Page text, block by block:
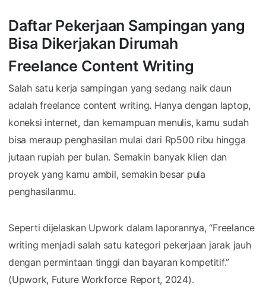
Daftar Pekerjaan Sampingan yang
Bisa Dikerjakan Dirumah
Freelance Content Writing
Salah satu kerja sampingan yang sedang naik daun
adalah freelance content writing. Hanya dengan laptop,
koneksi internet, dan kemampuan menulis, kamu sudah
bisa meraup penghasilan mulai dari Rp500 ribu hingga
jutaan rupiah per bulan. Semakin banyak klien dan
proyek yang kamu ambil, semakin besar pula
penghasilanmu.
Seperti dijelaskan Upwork dalam laporannya, “Freelance
writing menjadi salah satu kategori pekerjaan jarak jauh
dengan permintaan tinggi dan bayaran kompetitif.”
(Upwork, Future Workforce Report, 2024).